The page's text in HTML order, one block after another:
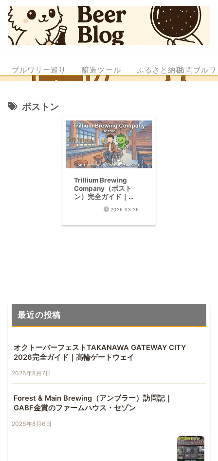
ブルワリー巡り 醸造ツール ふるさと納税訪問ブル
ボストン
Trillium Brewing
Company（ボスト
ン）完全ガイド｜
RateBeer世界3位の超
名門Hazy IPAブルワリ
2026.03.26
最近の投稿
オクトーバーフェストTAKANAWA GATEWAY CITY
2026完全ガイド｜高輪ゲートウェイ
2026年8月7日
Forest & Main Brewing（アンブラー）訪問記｜
GABF金賞のファームハウス・セゾン
2026年8月6日